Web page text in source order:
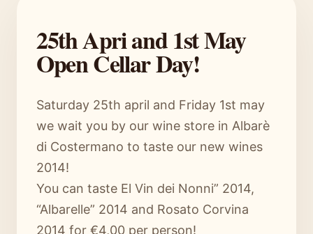
25th Apri and 1st May
Open Cellar Day!
Saturday 25th april and Friday 1st may
we wait you by our wine store in Albarè
di Costermano to taste our new wines
2014!
You can taste El Vin dei Nonni” 2014,
“Albarelle” 2014 and Rosato Corvina
2014 for €4,00 per person!